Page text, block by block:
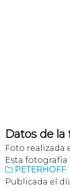
Datos de la
Foto realizada
Esta
 PETERHOFF
Publicada el